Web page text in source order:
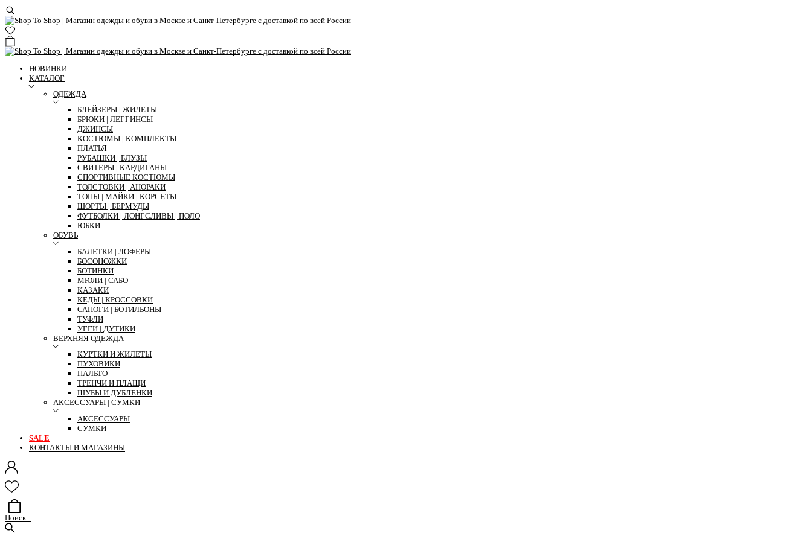
НОВИНКИ
КАТАЛОГ
ОДЕЖДА
БЛЕЙЗЕРЫ | ЖИЛЕТЫ
БРЮКИ | ЛЕГГИНСЫ
ДЖИНСЫ
КОСТЮМЫ | КОМПЛЕКТЫ
ПЛАТЬЯ
РУБАШКИ | БЛУЗЫ
СВИТЕРЫ | КАРДИГАНЫ
СПОРТИВНЫЕ КОСТЮМЫ
ТОЛСТОВКИ | АНОРАКИ
ТОПЫ | МАЙКИ | КОРСЕТЫ
ШОРТЫ | БЕРМУДЫ
ФУТБОЛКИ | ЛОНГСЛИВЫ | ПОЛО
ЮБКИ
ОБУВЬ
БАЛЕТКИ | ЛОФЕРЫ
БОСОНОЖКИ
БОТИНКИ
МЮЛИ | САБО
КАЗАКИ
КЕДЫ | КРОССОВКИ
САПОГИ | БОТИЛЬОНЫ
ТУФЛИ
УГГИ | ДУТИКИ
ВЕРХНЯЯ ОДЕЖДА
КУРТКИ И ЖИЛЕТЫ
ПУХОВИКИ
ПАЛЬТО
ТРЕНЧИ И ПЛАЩИ
ШУБЫ И ДУБЛЕНКИ
АКСЕССУАРЫ | СУМКИ
АКСЕССУАРЫ
СУМКИ
SALE
КОНТАКТЫ И МАГАЗИНЫ
Поиск